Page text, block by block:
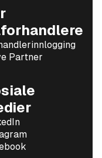
Partner